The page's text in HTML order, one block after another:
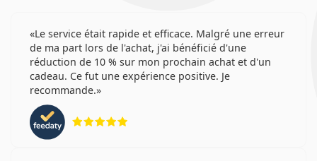
Le service était rapide et efficace. Malgré une erreur
de ma part lors de l'achat, j'ai bénéficié d'une
réduction de 10 % sur mon prochain achat et d'un
cadeau. Ce fut une expérience positive. Je
recommande.